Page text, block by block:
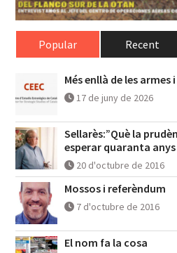
Popular Recent
Més enllà de les armes
17 de juny de 2026
Sellarès:”Què la
esperar quaranta anys
20 d'octubre de 2016
Mossos i referèndum
7 d'octubre de 2016
El nom fa la cosa